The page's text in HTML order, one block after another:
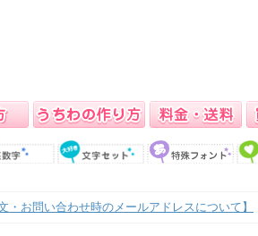
・お問い合わせ時のメールアドレスについて】